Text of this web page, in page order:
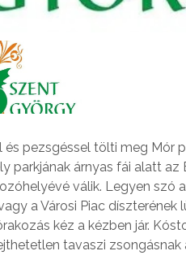
pezsgéssel tölti meg Mór
árnyas fái alatt az
válik. Legyen szó
a Városi Piac díszterének
kéz a kézben jár.
tavaszi zsongásnak